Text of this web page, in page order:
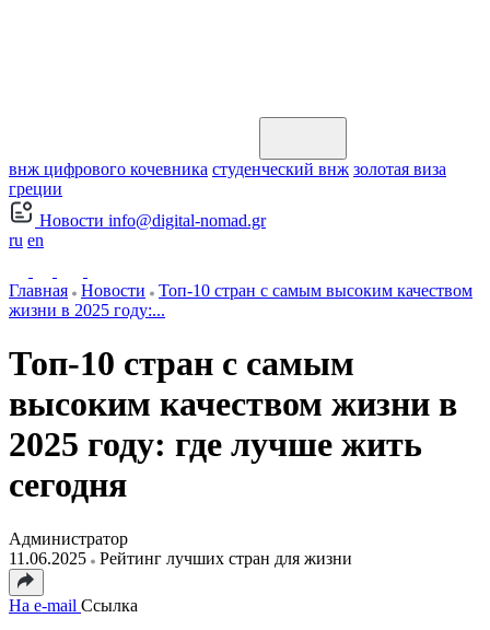
внж цифрового кочевника студенческий внж золотая виза
греции
Новости info@digital-nomad.gr
ru en
Главная Новости
Топ-10 стран с самым высоким качеством
жизни в 2025 году:...
Топ-10 стран с самым
высоким качеством жизни в
2025 году: где лучше жить
сегодня
Администратор
11.06.2025
Рейтинг лучших стран для жизни
На e-mail Ссылка